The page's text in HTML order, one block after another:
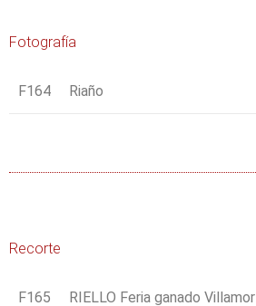
Fotografía
F164 Riaño
Recorte
F165 RIELLO Feria ganado Villamor